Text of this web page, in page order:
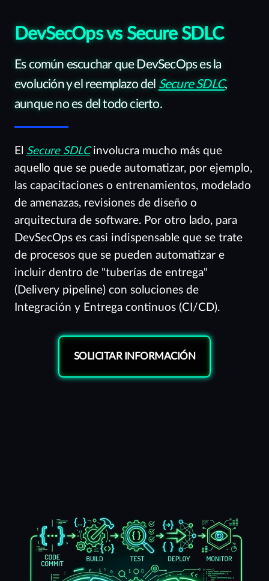
DevSecOps vs Secure SDLC
Es común escuchar que DevSecOps es la
evolución y el reemplazo del Secure SDLC,
aunque no es del todo cierto.
El Secure SDLCinvolucra mucho más que
aquello que se puede automatizar, por ejemplo,
las capacitaciones o entrenamientos, modelado
de amenazas, revisiones de diseño o
arquitectura de software. Por otro lado, para
DevSecOps es casi indispensable que se trate
de procesos que se pueden automatizar e
incluir dentro de "tuberías de entrega"
(Delivery pipeline) con soluciones de
Integración y Entrega continuos (CI/CD).
SOLICITAR INFORMACIÓN